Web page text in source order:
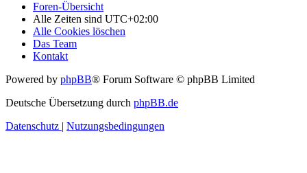
Foren-Übersicht
Alle Zeiten sind UTC+02:00
Alle Cookies löschen
Das Team
Kontakt
Powered by phpBB® Forum Software © phpBB Limited
Deutsche Übersetzung durch phpBB.de
Datenschutz | Nutzungsbedingungen